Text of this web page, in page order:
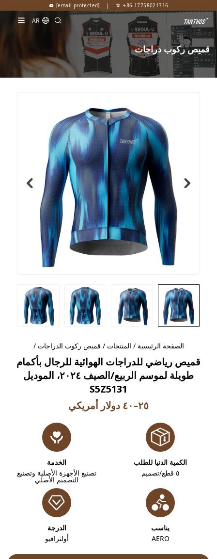
[email protected] | +86-17758021716
AR
قميص ركوب دراجات
الصفحة الرئيسية / المنتجات / قميص ركوب الدراجات /
قميص رياضي للدراجات الهوائية للرجال بأكمام
طويلة لموسم الربيع/الصيف ٢٠٢٤، الموديل
S5Z5131
٢٥–٤٠ دولار أمريكي
الكمية الدنيا للطلب
٥ قطع/تصميم
الخدمة
تصنيع الأجهزة الأصلية وتصنيع
التصميم الأصلي
يناسب
AERO
الدرجة
أولترافيو